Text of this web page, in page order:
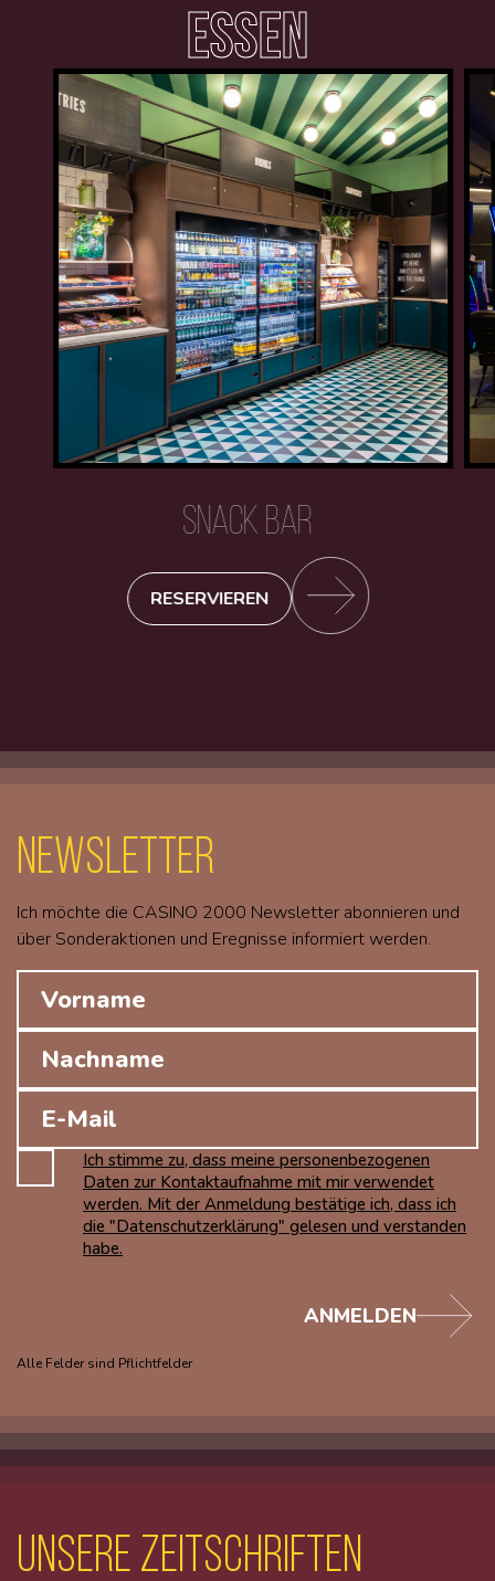
ESSEN
SNACK BAR
RESERVIEREN
Newsletter
Ich möchte die CASINO 2000 Newsletter abonnieren und
über Sonderaktionen und Eregnisse informiert werden.
Ich stimme zu, dass meine personenbezogenen
Daten zur Kontaktaufnahme mit mir verwendet
werden. Mit der Anmeldung bestätige ich, dass ich
die "Datenschutzerklärung" gelesen und verstanden
habe.
Alle Felder sind Pflichtfelder
ANMELDEN
unsere Zeitschriften